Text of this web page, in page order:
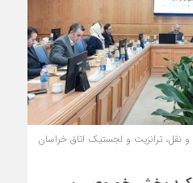
ترانزیت و لجستیک اتاق خراسان